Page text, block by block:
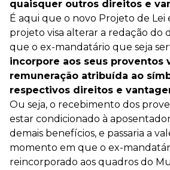
quaisquer outros direitos e
É aqui que o novo Projeto de Lei
projeto visa alterar a redação do
que o ex-mandatário que seja
incorpore aos seus proventos
remuneração atribuída ao
respectivos direitos e
Ou seja, o recebimento dos
estar condicionado à
demais benefícios, e passaria a
momento em que o ex-
reincorporado aos quadros do